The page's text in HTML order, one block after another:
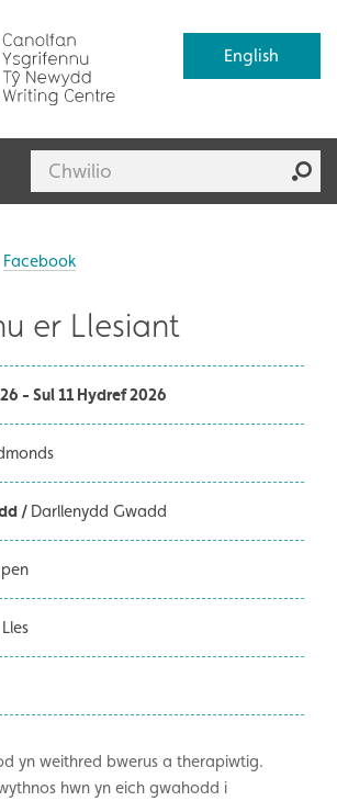
English
Facebook
er Llesiant
- Sul 11 Hydref 2026
/ Darllenydd Gwadd
yn weithred bwerus a therapiwtig.
hwn yn eich gwahodd i